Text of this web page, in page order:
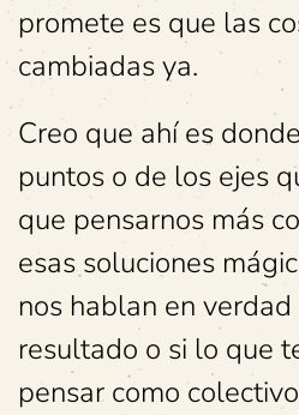
promete es que las
cambiadas ya.
Creo que ahí es
puntos o de los ejes
que pensarnos más
esas soluciones
nos hablan en
resultado o si lo que
pensar como